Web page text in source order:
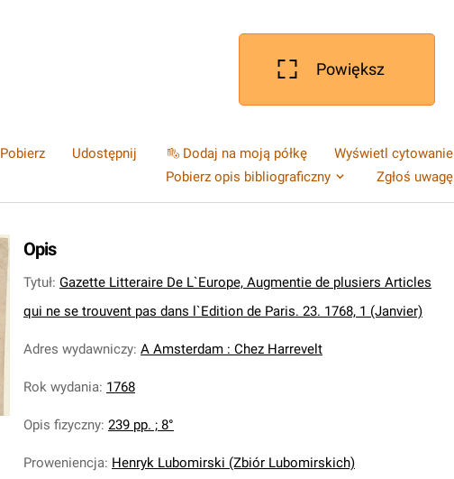
Powiększ
Pobierz Udostępnij Dodaj na moją półkę
Wyświetl cytowanie
Pobierz opis bibliograficzny
Zgłoś uwagę
Opis
Tytuł: Gazette Litteraire De L`Europe, Augmentie de plusiers Articles
qui ne se trouvent pas dans l`Edition de Paris. 23. 1768, 1 (Janvier)
Adres wydawniczy: A Amsterdam : Chez Harrevelt
Rok wydania: 1768
Opis fizyczny: 239 pp. ; 8°
Proweniencja: Henryk Lubomirski (Zbiór Lubomirskich)